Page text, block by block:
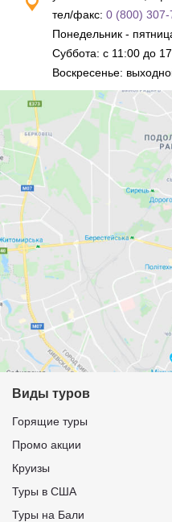
тел/факс: 0 (800) 307-
Понедельник -
Суббота: с 11:00 до
Воскресенье:
Виды туров
Горящие туры
Промо акции
Круизы
Туры в США
Туры на Бали